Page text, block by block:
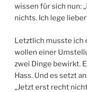
wissen für sich nun:
nichts. Ich lege
Letztlich musste ich
wollen einer
zwei Dinge bewirkt.
Hass. Und es setzt
„Jetzt erst recht